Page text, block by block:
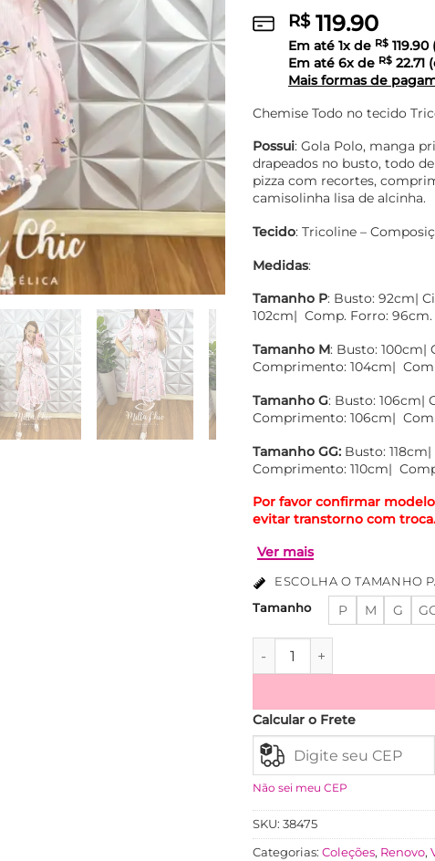
R$119.90
Em até 1x de R$ 119.90
Em até 6x de R$ 22.71
Mais formas de
Chemise Todo no tecido
Possui: Gola Polo, manga
drapeados no busto, todo
pizza com recortes,
camisolinha lisa de alcinha.
Tecido: Tricoline –
Medidas:
Tamanho P: Busto: 92cm|
102cm| Comp. Forro: 96cm.
Tamanho M: Busto: 100cm|
Comprimento: 104cm|
Tamanho G: Busto: 106cm|
Comprimento: 106cm|
Tamanho GG: Busto:
Comprimento: 110cm|
Por favor confirmar
evitar transtorno com
ESCOLHA O TAMANHO
Tamanho P M G
Chemise Tricoline Curto
Calcular o Frete
Não sei meu CEP
SKU: 38475
Categorias: Coleções, Renovo,